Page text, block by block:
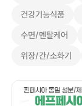
건강기능식품
수면/멘탈케어
위장/간/소화기